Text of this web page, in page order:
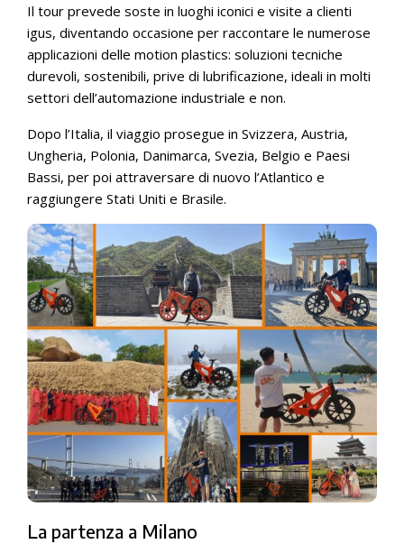
Il tour prevede soste in luoghi iconici e visite a clienti
igus, diventando occasione per raccontare le numerose
applicazioni delle motion plastics: soluzioni tecniche
durevoli, sostenibili, prive di lubrificazione, ideali in molti
settori dell’automazione industriale e non.
Dopo l’Italia, il viaggio prosegue in Svizzera, Austria,
Ungheria, Polonia, Danimarca, Svezia, Belgio e Paesi
Bassi, per poi attraversare di nuovo l’Atlantico e
raggiungere Stati Uniti e Brasile.
La partenza a Milano